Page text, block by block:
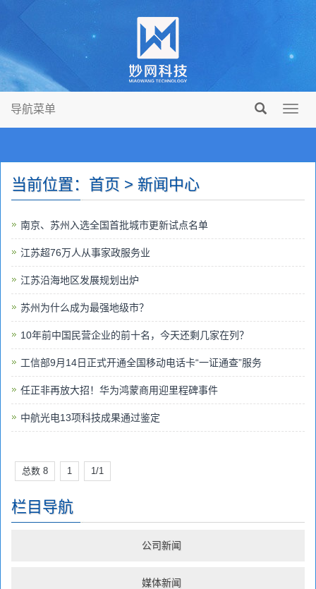
导航菜单
当前位置：首页 > 新闻中心
南京、苏州入选全国首批城市更新试点名单
江苏超76万人从事家政服务业
江苏沿海地区发展规划出炉
苏州为什么成为最强地级市？
10年前中国民营企业的前十名，今天还剩几家在列？
工信部9月14日正式开通全国移动电话卡“一证通查”服务
任正非再放大招！华为鸿蒙商用迎里程碑事件
中航光电13项科技成果通过鉴定
总数 8 1 1/1
栏目导航
公司新闻
媒体新闻